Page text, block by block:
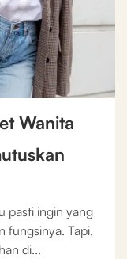
Wanita
pasti ingin yang
fungsinya. Tapi,
di...